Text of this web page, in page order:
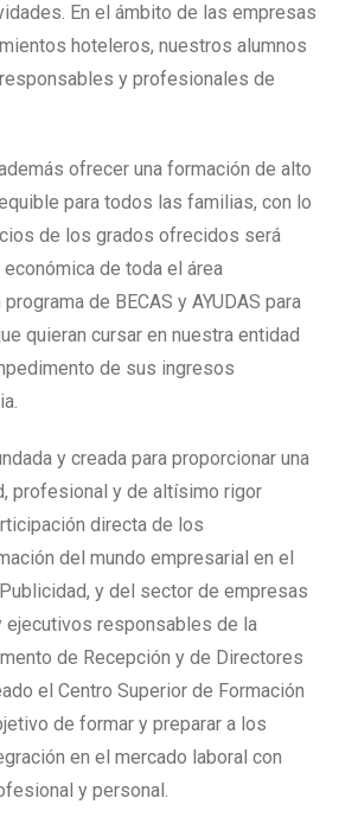
En el ámbito de las empresas
hoteleros, nuestros alumnos
y profesionales de
ofrecer una formación de alto
para todos las familias, con lo
de los grados ofrecidos será
de toda el área
de BECAS y AYUDAS para
quieran cursar en nuestra entidad
de sus ingresos
y creada para proporcionar una
profesional y de altísimo rigor
directa de los
del mundo empresarial en el
y del sector de empresas
responsables de la
de Recepción y de Directores
el Centro Superior de Formación
de formar y preparar a los
en el mercado laboral con
y personal.